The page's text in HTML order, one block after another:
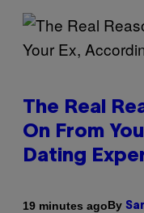
The Real
On From
Dating
19 minutes agoBy